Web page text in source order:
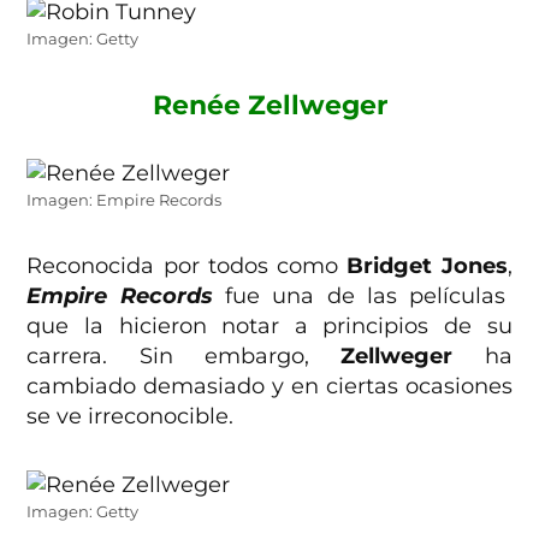
Imagen: Getty
Renée Zellweger
Imagen: Empire Records
Reconocida por todos como Bridget Jones,
Empire Recordsfue una de las películas
que la hicieron notar a principios de su
carrera. Sin embargo,Zellweger ha
cambiado demasiado y en ciertas ocasiones
se ve irreconocible.
Imagen: Getty